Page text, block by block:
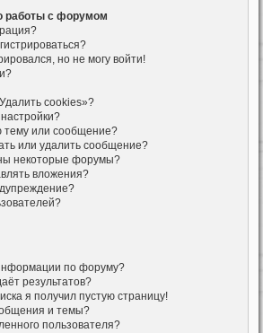
работы с форумом
но не могу войти!
cookies»?
тему или сообщение?
или удалить сообщение?
некоторые форумы?
вложения?
по форуму?
результатов?
я получил пустую страницу!
и темы?
пользователя?